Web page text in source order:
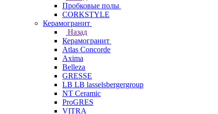
Пробковые полы
CORKSTYLE
Керамогранит
Назад
Керамогранит
Atlas Concorde
Axima
Belleza
GRESSE
LB LB lasselsbergergroup
NT Ceramic
ProGRES
VITRA